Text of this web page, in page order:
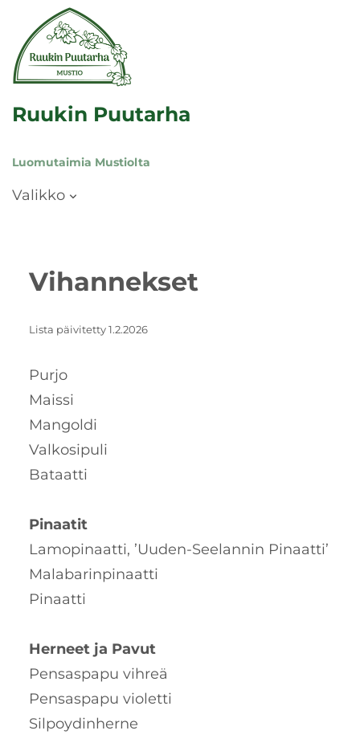
Ruukin Puutarha
Luomutaimia Mustiolta
Valikko
Vihannekset
Lista päivitetty 1.2.2026
Purjo
Maissi
Mangoldi
Valkosipuli
Bataatti
Pinaatit
Lamopinaatti, ’Uuden-Seelannin Pinaatti’
Malabarinpinaatti
Pinaatti
Herneet ja Pavut
Pensaspapu vihreä
Pensaspapu violetti
Silpoydinherne